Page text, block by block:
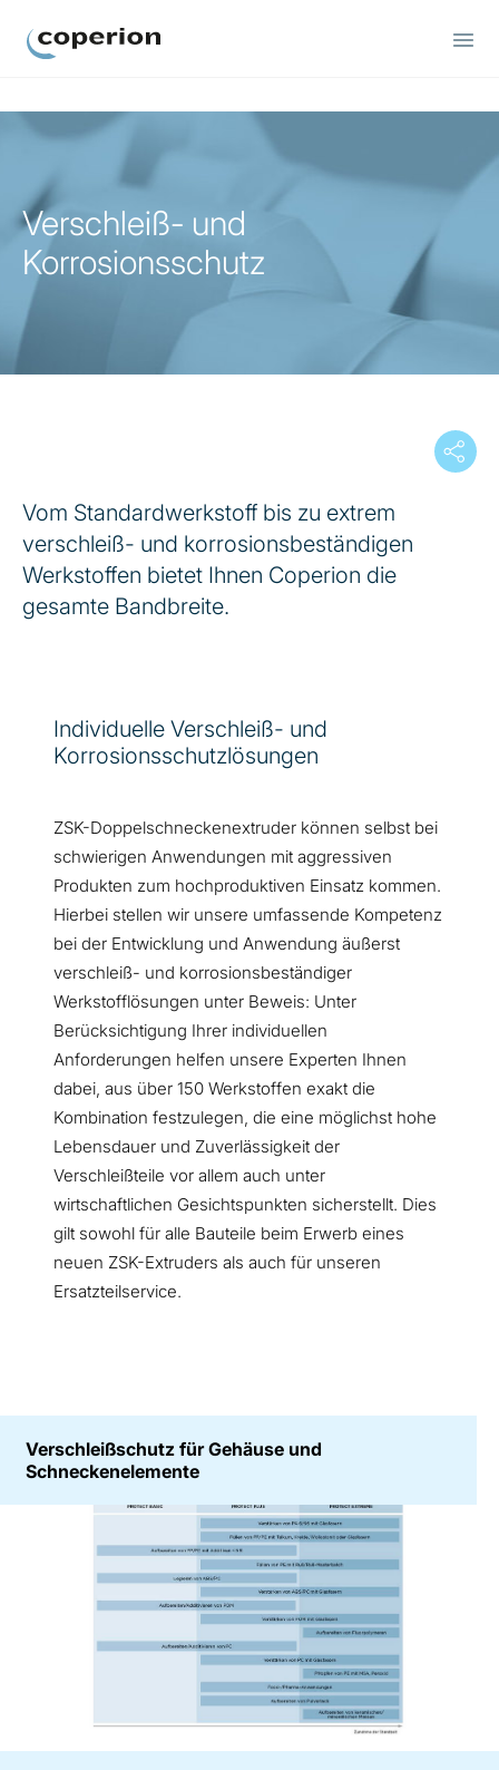
Verschleiß- und
Korrosionsschutz
Vom Standardwerkstoff bis zu extrem
verschleiß- und korrosionsbeständigen
Werkstoffen bietet Ihnen Coperion die
gesamte Bandbreite.
Individuelle Verschleiß- und
Korrosionsschutzlösungen
ZSK-Doppelschneckenextruder können selbst bei
schwierigen Anwendungen mit aggressiven
Produkten zum hochproduktiven Einsatz kommen.
Hierbei stellen wir unsere umfassende Kompetenz
bei der Entwicklung und Anwendung äußerst
verschleiß- und korrosionsbeständiger
Werkstofflösungen unter Beweis: Unter
Berücksichtigung Ihrer individuellen
Anforderungen helfen unsere Experten Ihnen
dabei, aus über 150 Werkstoffen exakt die
Kombination festzulegen, die eine möglichst hohe
Lebensdauer und Zuverlässigkeit der
Verschleißteile vor allem auch unter
wirtschaftlichen Gesichtspunkten sicherstellt. Dies
gilt sowohl für alle Bauteile beim Erwerb eines
neuen ZSK-Extruders als auch für unseren
Ersatzteilservice.
Verschleißschutz für Gehäuse und
Schneckenelemente